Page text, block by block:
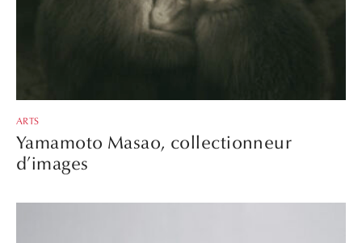
ARTS
Yamamoto Masao, collectionneur
d’images